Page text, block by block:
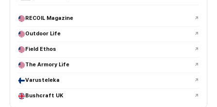
RECOIL Magazine ↗
Outdoor Life ↗
Field Ethos ↗
The Armory Life ↗
Varusteleka ↗
Bushcraft UK ↗